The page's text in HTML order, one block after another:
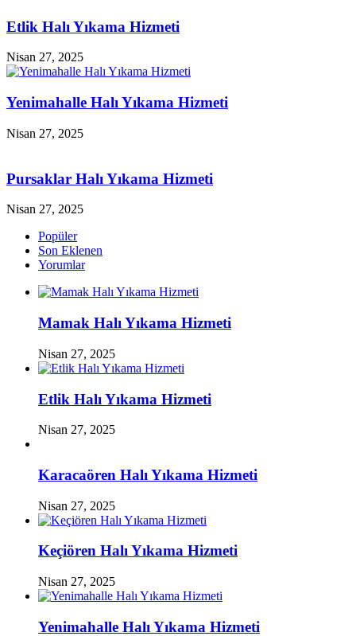
Etlik Halı Yıkama Hizmeti
Nisan 27, 2025
Yenimahalle Halı Yıkama Hizmeti
Nisan 27, 2025
Pursaklar Halı Yıkama Hizmeti
Nisan 27, 2025
Popüler
Son Eklenen
Yorumlar
Mamak Halı Yıkama Hizmeti
Nisan 27, 2025
Etlik Halı Yıkama Hizmeti
Nisan 27, 2025
Karacaören Halı Yıkama Hizmeti
Nisan 27, 2025
Keçiören Halı Yıkama Hizmeti
Nisan 27, 2025
Yenimahalle Halı Yıkama Hizmeti